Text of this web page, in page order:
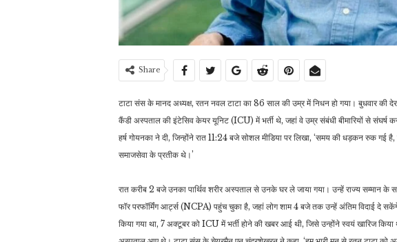
Share
टाटा संस के मानद अध्यक्ष, रतन नवल टाटा का 86 साल की उम्र में निधन हो गया। बुधवार की
कैंडी अस्पताल की इंटेसिव केयर यूनिट (ICU) में भर्ती थे, जहां वे उम्र संबंधी बीमारियों से संघर्ष
हर्ष गोयनका ने दी, जिन्होंने रात 11:24 बजे सोशल मीडिया पर लिखा, ‘समय की धड़कन रुक गई
समाजसेवा के प्रतीक थे।’
रात करीब 2 बजे उनका पार्थिव शरीर अस्पताल से उनके घर ले जाया गया। उन्हें राज्य सम्मान के
फॉर परफॉर्मिंग आर्ट्स (NCPA) पहुंच चुका है, जहां लोग शाम 4 बजे तक उन्हें अंतिम विदाई दे
किया गया था, 7 अक्टूबर को ICU में भर्ती होने की खबर आई थी, जिसे उन्होंने स्वयं खारिज